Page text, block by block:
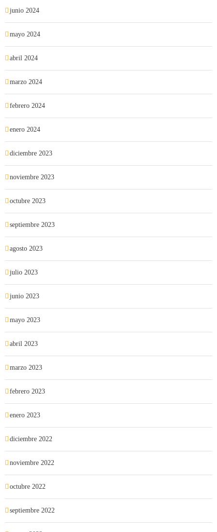
junio 2024
mayo 2024
abril 2024
marzo 2024
febrero 2024
enero 2024
diciembre 2023
noviembre 2023
octubre 2023
septiembre 2023
agosto 2023
julio 2023
junio 2023
mayo 2023
abril 2023
marzo 2023
febrero 2023
enero 2023
diciembre 2022
noviembre 2022
octubre 2022
septiembre 2022